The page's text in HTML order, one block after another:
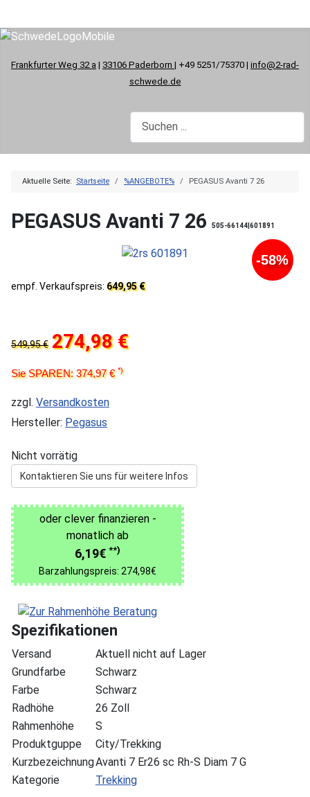
Frankfurter Weg 32 a | 33106 Paderborn | +49 5251/75370 | info@2-rad-
schwede.de
Aktuelle Seite: Startseite %ANGEBOTE% PEGASUS Avanti 7 26
PEGASUS Avanti 7 26 505-66144|601891
-58%
empf. Verkaufspreis: 649,95 €
549,95 € 274,98 €
Sie SPAREN: 374,97 €*)
zzgl. Versandkosten
Hersteller: Pegasus
Nicht vorrätig
Kontaktieren Sie uns für weitere Infos
oder clever finanzieren -
monatlich ab
6,19€ **)
Barzahlungspreis: 274,98€
Spezifikationen
Versand
Aktuell nicht auf Lager
Grundfarbe
Schwarz
Farbe
Schwarz
Radhöhe
26 Zoll
Rahmenhöhe
S
Produktguppe
City/Trekking
KurzbezeichnungAvanti 7 Er26 sc Rh-S Diam 7 G
Kategorie
Trekking